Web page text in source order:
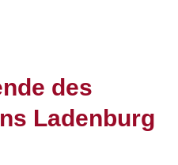
des
Ladenburg